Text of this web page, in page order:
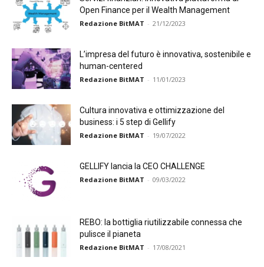
Open Finance per il Wealth Management
Redazione BitMAT - 21/12/2023
L’impresa del futuro è innovativa, sostenibile e
human-centered
Redazione BitMAT - 11/01/2023
Cultura innovativa e ottimizzazione del
business: i 5 step di Gellify
Redazione BitMAT - 19/07/2022
GELLIFY lancia la CEO CHALLENGE
Redazione BitMAT - 09/03/2022
REBO: la bottiglia riutilizzabile connessa che
pulisce il pianeta
Redazione BitMAT - 17/08/2021